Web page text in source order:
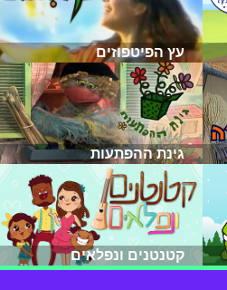
עץ הפיטפוזים
גינת ההפתעות
קטנטנים ונפלאים